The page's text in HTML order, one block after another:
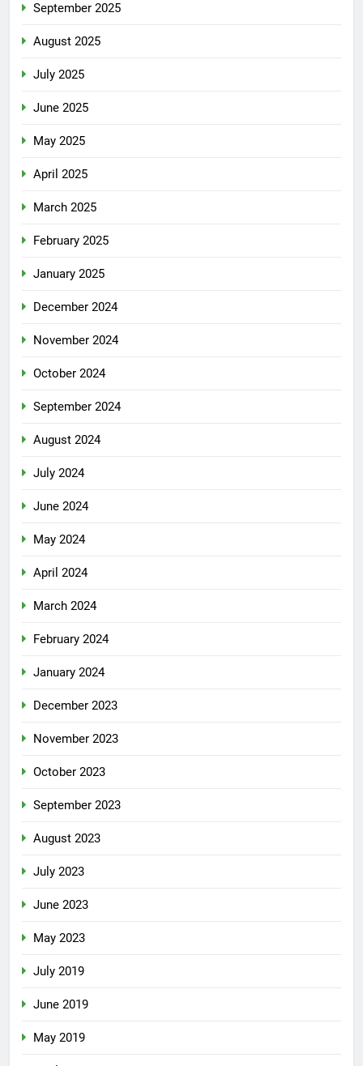
September 2025
August 2025
July 2025
June 2025
May 2025
April 2025
March 2025
February 2025
January 2025
December 2024
November 2024
October 2024
September 2024
August 2024
July 2024
June 2024
May 2024
April 2024
March 2024
February 2024
January 2024
December 2023
November 2023
October 2023
September 2023
August 2023
July 2023
June 2023
May 2023
July 2019
June 2019
May 2019